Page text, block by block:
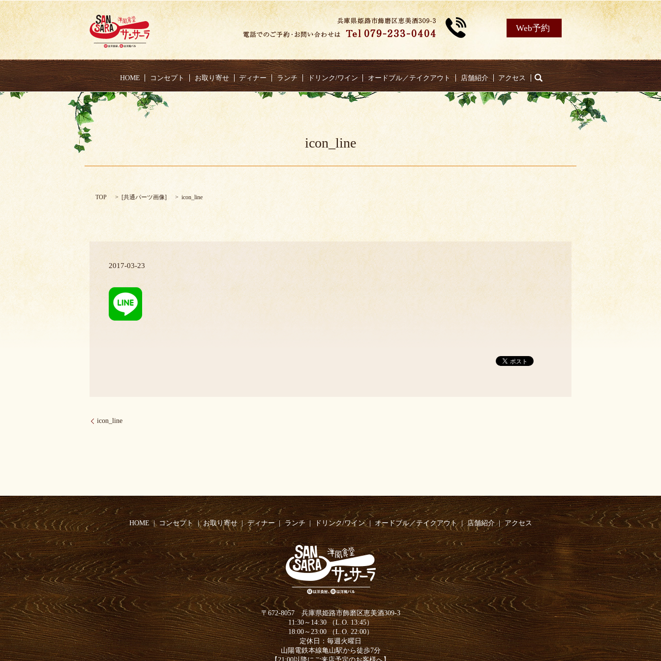
Web予約
HOME コンセプト お取り寄せ ディナー ランチ ドリンク/ワイン オードブル／テイクアウト 店舗紹介 アクセス
icon_line
TOP [共通パーツ画像] icon_line
2017-03-23
icon_line
HOME コンセプト お取り寄せ ディナー ランチ ドリンク/ワイン オードブル／テイクアウト 店舗紹介 アクセス
〒672-8057 兵庫県姫路市飾磨区恵美酒309-3
11:30～14:30 （L.O. 13:45）
18:00～23:00 （L.O. 22:00）
定休日：毎週火曜日
山陽電鉄本線亀山駅から徒歩7分